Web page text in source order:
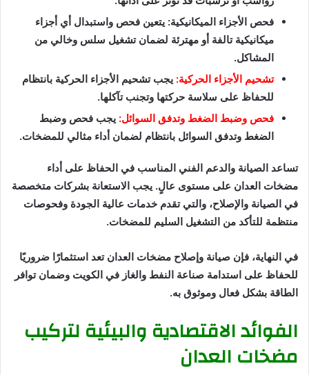
فحص الأجزاء الميكانيكية: يتعين فحص واستبدال أي أجزاء
ميكانيكية تالفة أو مهترئة لضمان تشغيل سلس وخالي من
المشاكل.
تشحيم الأجزاء الحركية: يجب تشحيم الأجزاء الحركية بانتظام
للحفاظ على سلاسة حركتها وتجنب تآكلها.
فحص وضبط الضغط وتدفق السوائل: يجب فحص وضبط
الضغط وتدفق السوائل بانتظام لضمان أداء مثالي للمضخات.
تساعد الصيانة والدعم الفني المناسب في الحفاظ على أداء
مضخات العدان على مستوى عالٍ. يجب الاستعانة بشركات متخصصة
في الصيانة والإصلاح، والتي تقدم خدمات عالية الجودة وفحوصات
منتظمة للتأكد من التشغيل السليم للمضخات.
في النهاية، فإن صيانة وإصلاح مضخات العدان تعد استثمارًا ضروريًا
للحفاظ على استدامة صناعة النفط والغاز في الكويت وضمان توافر
الطاقة بشكل فعال وموثوق به.
الفوائد الاقتصادية والبيئية لتركيب
مضخات العدان